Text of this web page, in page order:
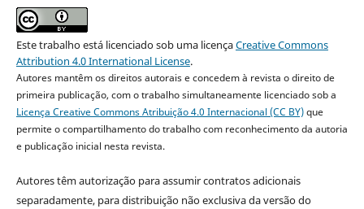
Este trabalho está licenciado sob uma licençaCreative Commons
Attribution 4.0 International License.
Autores mantêm os direitos autorais e concedem à revista o direito de
primeira publicação, com o trabalho simultaneamente licenciado sob a
Licença Creative Commons Atribuição 4.0 Internacional (CC BY)que
permite o compartilhamento do trabalho com reconhecimento da autoria
e publicação inicial nesta revista.
Autores têm autorização para assumir contratos adicionais
separadamente, para distribuição não exclusiva da versão do